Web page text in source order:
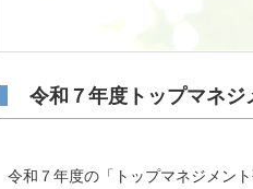
令和７年度トップマネジ
令和７年度の「トップマネジメン